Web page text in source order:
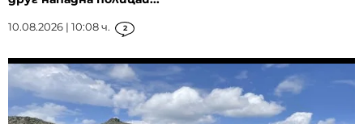
10.08.2026 | 10:08 ч. 2